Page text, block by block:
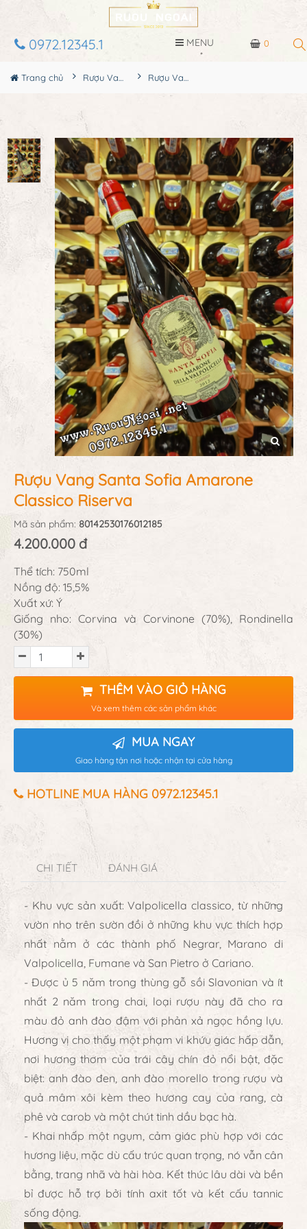
0
0972.12345.1 MENU
Trang chủ Rượu Vang Rượu Vang Santa Sofia Amarone Classico Riserva
Rượu Vang Santa Sofia Amarone
Classico Riserva
Mã sản phẩm: 80142530176012185
4.200.000 đ
Thể tích: 750ml
Nồng độ: 15,5%
Xuất xứ: Ý
Giống nho: Corvina và Corvinone (70%), Rondinella
(30%)
THÊM VÀO GIỎ HÀNG
Và xem thêm các sản phẩm khác
MUA NGAY
Giao hàng tận nơi hoặc nhận tại cửa hàng
HOTLINE MUA HÀNG 0972.12345.1
CHI TIẾT ĐÁNH GIÁ
- Khu vực sản xuất: Valpolicella classico, từ những
vườn nho trên sườn đồi ở những khu vực thích hợp
nhất nằm ở các thành phố Negrar, Marano di
Valpolicella, Fumane và San Pietro ở Cariano.
- Được ủ 5 năm trong thùng gỗ sồi Slavonian và ít
nhất 2 năm trong chai, loại rượu này đã cho ra
màu đỏ anh đào đậm với phản xả ngọc hồng lựu.
Hương vị cho thấy một phạm vi khứu giác hấp dẫn,
nơi hương thơm của trái cây chín đỏ nổi bật, đặc
biệt: anh đào đen, anh đào morello trong rượu và
quả mâm xôi kèm theo hương cay của rang, cà
phê và carob và một chút tinh dầu bạc hà.
- Khai nhấp một ngụm, cảm giác phù hợp với các
hương liệu, mặc dù cấu trúc quan trọng, nó vẫn cân
bằng, trang nhã và hài hòa. Kết thúc lâu dài và bền
bỉ được hỗ trợ bởi tính axit tốt và kết cấu tannic
sống động.